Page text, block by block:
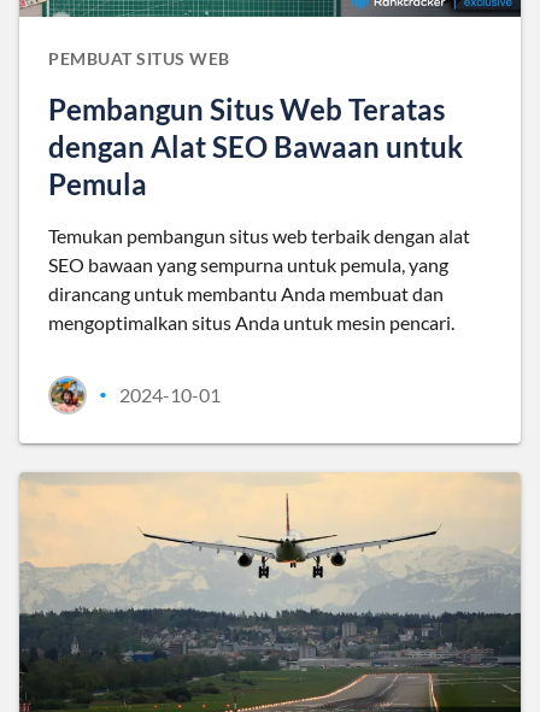
PEMBUAT SITUS WEB
Pembangun Situs Web Teratas
dengan Alat SEO Bawaan untuk
Pemula
Temukan pembangun situs web terbaik dengan alat
SEO bawaan yang sempurna untuk pemula, yang
dirancang untuk membantu Anda membuat dan
mengoptimalkan situs Anda untuk mesin pencari.
• 2024-10-01